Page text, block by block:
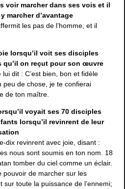
voir marcher dans ses vois et il
marcher d’avantage
les pas de l’homme, et il
lorsqu’il voit ses disciples
qu’il on reçut pour son œuvre
dit : C’est bien, bon et fidèle
peu de chose, je te confierai
de ton maître.
voyait ses 70 disciples
lorsqu’il revinrent de leur
dix revinrent avec joie, disant :
nous sont soumis en ton nom. 18
tomber du ciel comme un éclair.
pouvoir de marcher sur les
toute la puissance de l’ennemi;